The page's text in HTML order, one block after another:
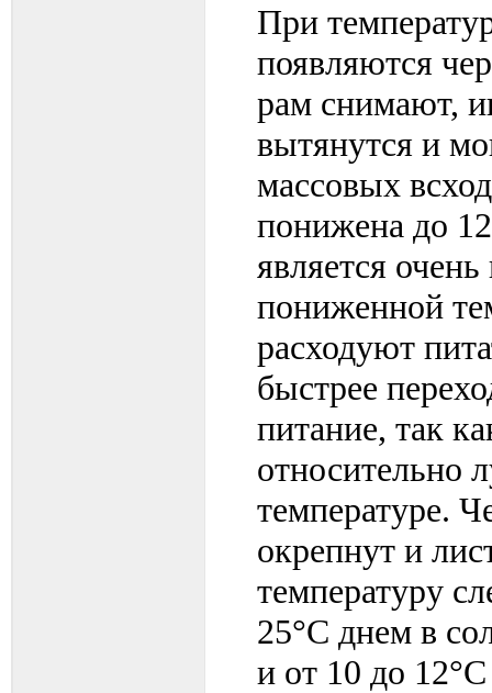
При
появляются
рам снимают,
вытянутся и
массовых
понижена до
является
пониженной
расходуют
быстрее
питание, так
относительно
температуре.
окрепнут и
температуру
25°С днем в
и от 10 до